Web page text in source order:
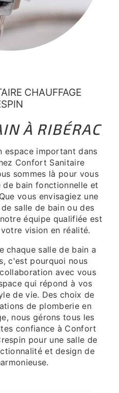
CHAUFFAGE
À RIBÉRAC
espace important dans
Confort Sanitaire
sommes là pour vous
de bain fonctionnelle et
vous envisagiez une
salle de bain ou des
équipe qualifiée est
vision en réalité.
chaque salle de bain a
c'est pourquoi nous
avec vous
qui répond à vos
de vie. Des choix de
de plomberie en
nous gérons tous les
confiance à Confort
pour une salle de
et design de